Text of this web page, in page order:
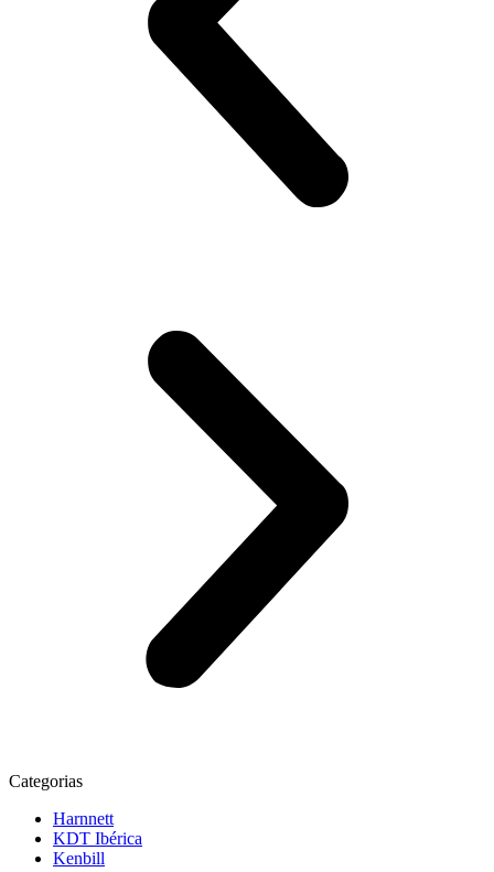
Categorias
Harnnett
KDT Ibérica
Kenbill